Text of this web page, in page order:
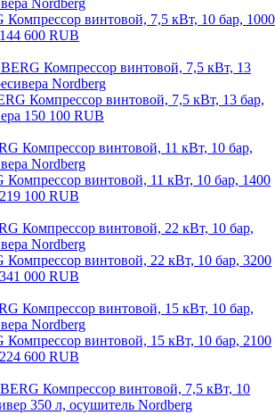
винтовой, 7,5 кВт, 10 бар, 1000
144 600 RUB
Компрессор винтовой, 7,5 кВт, 13 бар,
150 100 RUB
винтовой, 11 кВт, 10 бар, 1400
219 100 RUB
винтовой, 22 кВт, 10 бар, 3200
341 000 RUB
винтовой, 15 кВт, 10 бар, 2100
224 600 RUB